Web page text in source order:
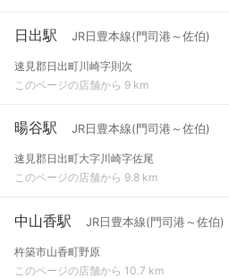
日出駅 JR日豊本線(門司港～佐伯)
速見郡日出町川崎字則次
このページの店舗から 9 km
暘谷駅 JR日豊本線(門司港～佐伯)
速見郡日出町大字川崎字佐尾
このページの店舗から 9.8 km
中山香駅 JR日豊本線(門司港～佐伯)
杵築市山香町野原
このページの店舗から 10.7 km